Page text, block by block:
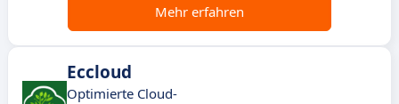
Mehr erfahren
Eccloud
Optimierte Cloud-